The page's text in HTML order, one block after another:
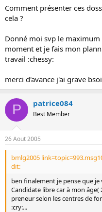
Comment présenter ces
cela ?
Donné moi svp le
moment et je fais mon
travail :chessy:
merci d'avance j'ai grave
P patrice084
Best Member
26 Aout 2005
bmlg2005
dit:
ben finalement je pense que je
Candidate libre car à mon
preneur selon les centres de
:cry:...